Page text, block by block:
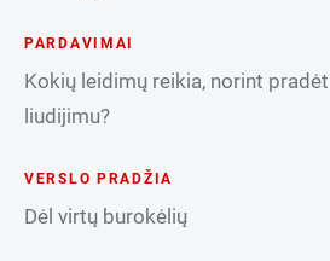
PARDAVIMAI
Kokių leidimų reikia, norint
liudijimu?
VERSLO PRADŽIA
Dėl virtų burokėlių